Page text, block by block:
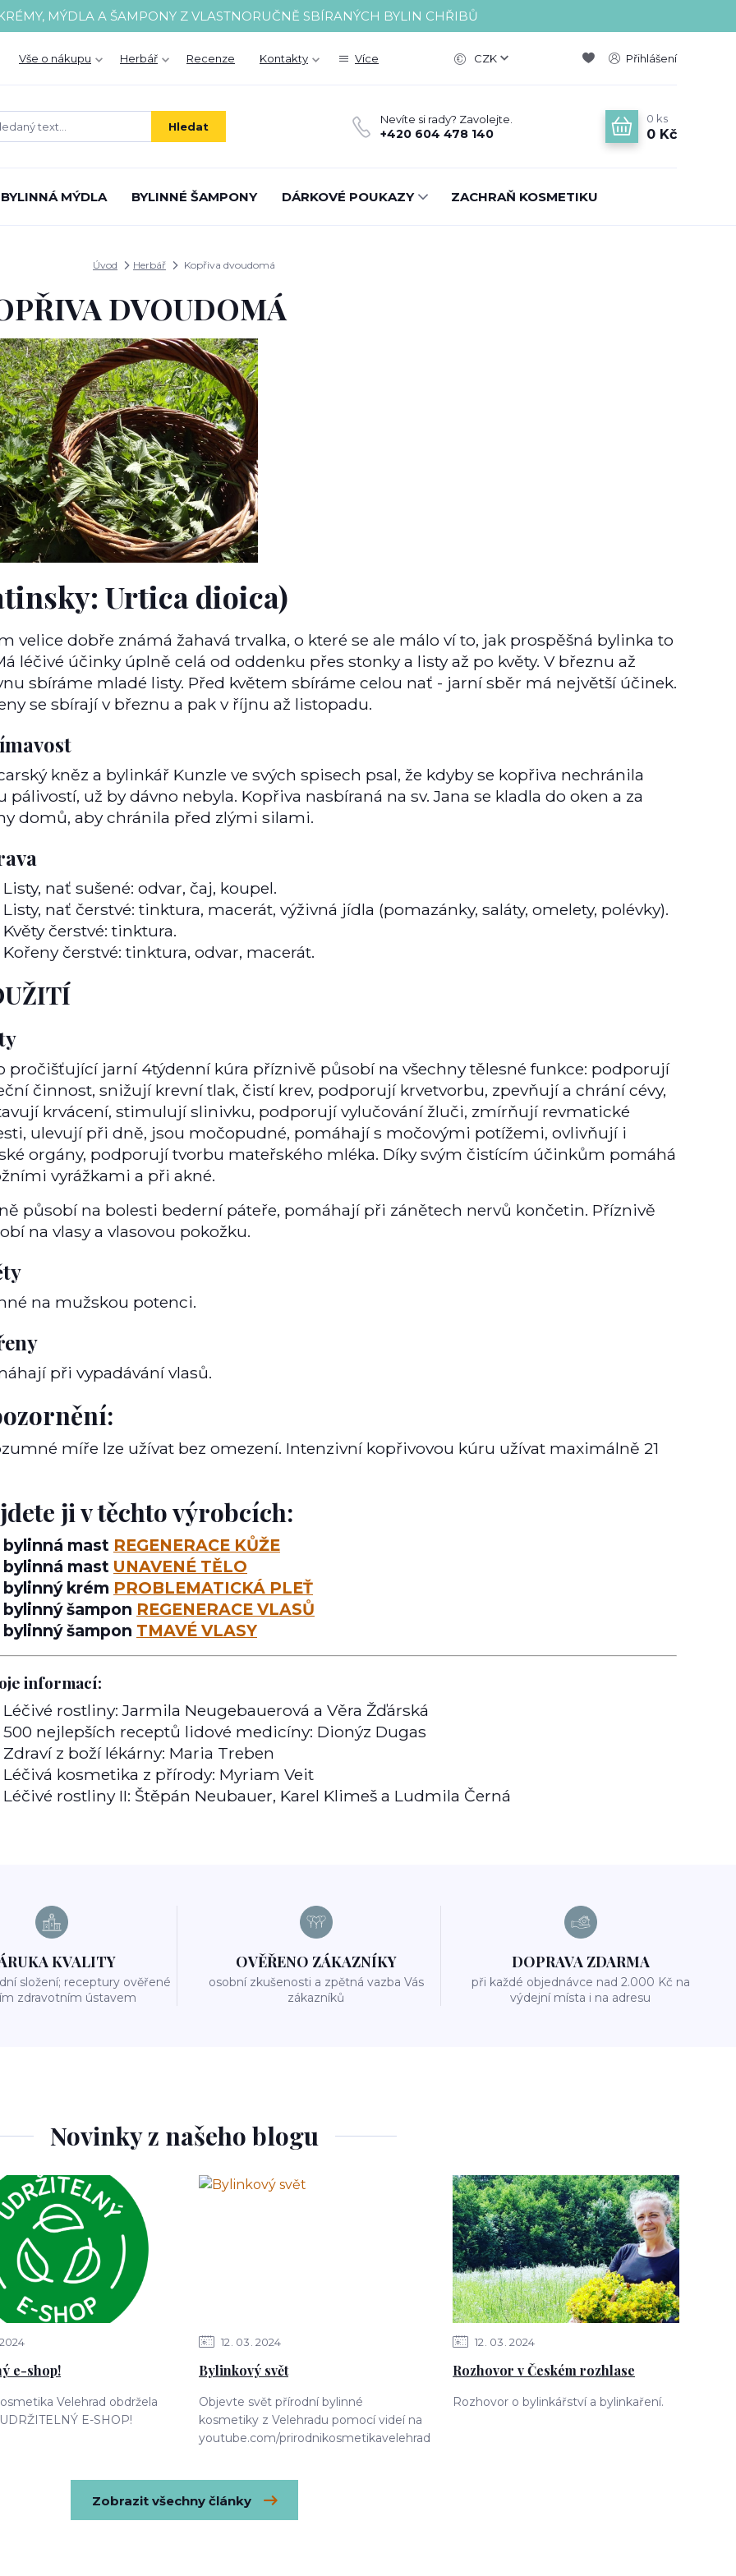
MÝDLA A ŠAMPONY Z VLASTNORUČNĚ SBÍRANÝCH BYLIN CHŘIBŮ
Vše o nákupu Herbář Recenze Kontakty Více CZK Přihlášení
Hledat
Nevíte si rady? Zavolejte.
+420 604 478 140
0 ks
0 Kč
BYLINNÁ MÝDLA BYLINNÉ ŠAMPONY DÁRKOVÉ POUKAZY ZACHRAŇ KOSMETIKU
Úvod Herbář Kopřiva dvoudomá
DVOUDOMÁ
Urtica dioica)
velice dobře známá žahavá trvalka, o které se ale málo ví to, jak prospěšná bylinka to
léčivé účinky úplně celá od oddenku přes stonky a listy až po květy. V březnu až
sbíráme mladé listy. Před květem sbíráme celou nať - jarní sběr má největší účinek.
se sbírají v březnu a pak v říjnu až listopadu.
kněz a bylinkář Kunzle ve svých spisech psal, že kdyby se kopřiva nechránila
pálivostí, už by dávno nebyla. Kopřiva nasbíraná na sv. Jana se kladla do oken a za
domů, aby chránila před zlými silami.
Listy, nať sušené: odvar, čaj, koupel.
Listy, nať čerstvé: tinktura, macerát, výživná jídla (pomazánky, saláty, omelety, polévky).
Květy čerstvé: tinktura.
Kořeny čerstvé: tinktura, odvar, macerát.
pročišťující jarní 4týdenní kúra příznivě působí na všechny tělesné funkce: podporují
činnost, snižují krevní tlak, čistí krev, podporují krvetvorbu, zpevňují a chrání cévy,
krvácení, stimulují slinivku, podporují vylučování žluči, zmírňují revmatické
ulevují při dně, jsou močopudné, pomáhají s močovými potížemi, ovlivňují i
orgány, podporují tvorbu mateřského mléka. Díky svým čistícím účinkům pomáhá
vyrážkami a při akné.
působí na bolesti bederní páteře, pomáhají při zánětech nervů končetin. Příznivě
na vlasy a vlasovou pokožku.
na mužskou potenci.
při vypadávání vlasů.
míře lze užívat bez omezení. Intenzivní kopřivovou kúru užívat maximálně 21
ji v těchto výrobcích:
bylinná mast REGENERACE KŮŽE
bylinná mast UNAVENÉ TĚLO
bylinný krém PROBLEMATICKÁ PLEŤ
bylinný šampon REGENERACE VLASŮ
bylinný šampon TMAVÉ VLASY
informací:
Léčivé rostliny: Jarmila Neugebauerová a Věra Žďárská
500 nejlepších receptů lidové medicíny: Dionýz Dugas
Zdraví z boží lékárny: Maria Treben
Léčivá kosmetika z přírody: Myriam Veit
Léčivé rostliny II: Štěpán Neubauer, Karel Klimeš a Ludmila Černá
KVALITY
složení; receptury ověřené
zdravotním ústavem
OVĚŘENO ZÁKAZNÍKY
osobní zkušenosti a zpětná vazba Vás
zákazníků
DOPRAVA ZDARMA
při každé objednávce nad 2.000 Kč na
výdejní místa i na adresu
Novinky z našeho blogu
2024
e-shop!
Velehrad obdržela
E-SHOP!
12 03 2024
Bylinkový svět
Objevte svět přírodní bylinné
kosmetiky z Velehradu pomocí videí na
youtube.com/prirodnikosmetikavelehrad
12 03 2024
Rozhovor v Českém rozhlase
Rozhovor o bylinkářství a bylinkaření.
Zobrazit všechny články